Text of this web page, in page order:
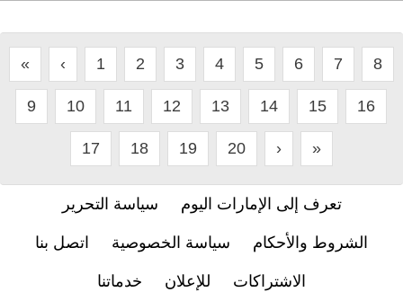
« ‹ 1 2 3 4 5 6 7 8
9 10 11 12 13 14 15 16
17 18 19 20 › »
تعرف إلى الإمارات اليوم سياسة التحرير
الشروط والأحكام سياسة الخصوصية اتصل بنا
الاشتراكات للإعلان خدماتنا